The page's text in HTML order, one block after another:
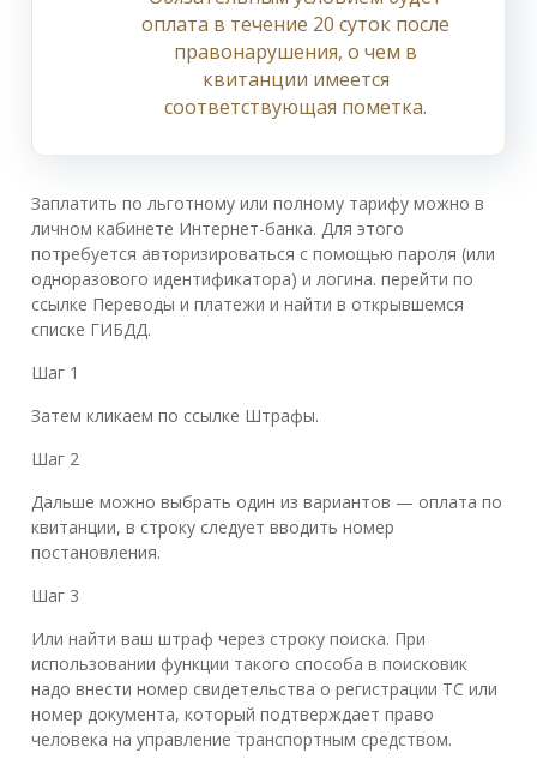
оплата в течение 20 суток после
правонарушения, о чем в
квитанции имеется
соответствующая пометка.
Заплатить по льготному или полному тарифу можно в
личном кабинете Интернет-банка. Для этого
потребуется авторизироваться с помощью пароля (или
одноразового идентификатора) и логина. перейти по
ссылке Переводы и платежи и найти в открывшемся
списке ГИБДД.
Шаг 1
Затем кликаем по ссылке Штрафы.
Шаг 2
Дальше можно выбрать один из вариантов — оплата по
квитанции, в строку следует вводить номер
постановления.
Шаг 3
Или найти ваш штраф через строку поиска. При
использовании функции такого способа в поисковик
надо внести номер свидетельства о регистрации ТС или
номер документа, который подтверждает право
человека на управление транспортным средством.